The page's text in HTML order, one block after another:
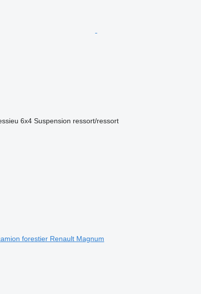
6x4 Suspension ressort/ressort
forestier Renault Magnum